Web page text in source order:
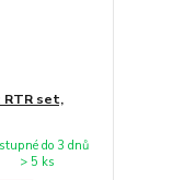
RTR set,
do 3 dnů
> 5 ks